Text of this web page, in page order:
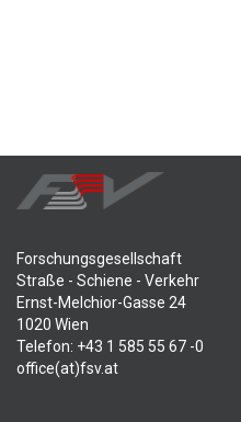
Forschungsgesellschaft
Straße - Schiene - Verkehr
Ernst-Melchior-Gasse 24
1020 Wien
Telefon: +43 1 585 55 67 -0
office(at)fsv.at